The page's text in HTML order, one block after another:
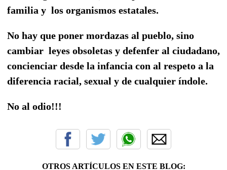
familia y los organismos estatales.
No hay que poner mordazas al pueblo, sino
cambiar leyes obsoletas y defenfer al ciudadano,
concienciar desde la infancia con al respeto a la
diferencia racial, sexual y de cualquier índole.
No al odio!!!
OTROS ARTÍCULOS EN ESTE BLOG: